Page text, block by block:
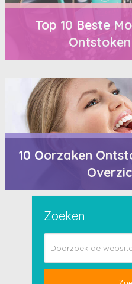
Top 10 Beste
10 Oorzaken
Zoeken